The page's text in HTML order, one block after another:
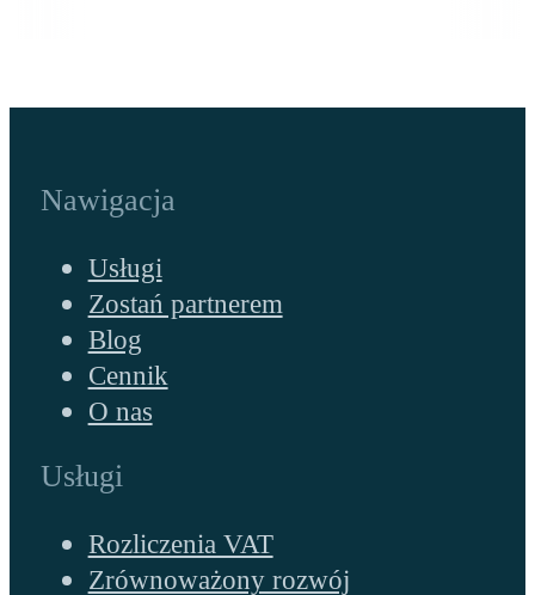
Nawigacja
Usługi
Zostań partnerem
Blog
Cennik
O nas
Usługi
Rozliczenia VAT
Zrównoważony rozwój